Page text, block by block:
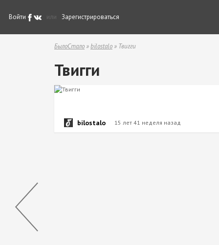
Войти или Зарегистрироваться
БылоСтало »bilostalo » Твигги
Твигги
bilostalo 15 лет 41 неделя назад